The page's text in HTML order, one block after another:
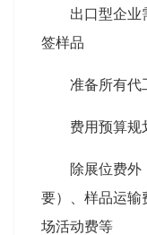
出口型企业
签样品
准备所有代
费用预算规
除展位费外
要）、样品运输
场活动费等